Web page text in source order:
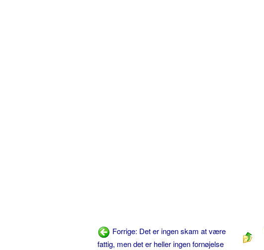
Forrige: Det er ingen skam at være
fattig, men det er heller ingen fornøjelse